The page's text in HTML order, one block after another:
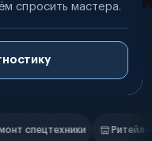
спросить мастера.
Управляющие компании